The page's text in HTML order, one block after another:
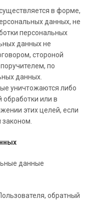
в форме,
данных, не
персональных
данных не
стороной
по
данных.
уничтожаются либо
или в
этих целей, если
данные
обратный